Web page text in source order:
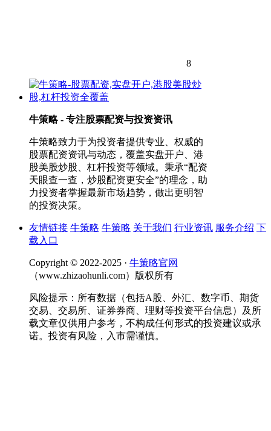
8
牛策略 - 专注股票配资与投资资讯
牛策略致力于为投资者提供专业、权威的
股票配资资讯与动态，覆盖实盘开户、港
股美股炒股、杠杆投资等领域。秉承“配资
天眼查一查，炒股配资更安全”的理念，助
力投资者掌握最新市场趋势，做出更明智
的投资决策。
友情链接 牛策略 牛策略 关于我们 行业资讯 服务介绍 下
载入口
Copyright © 2022-2025 · 牛策略官网
（www.zhizaohunli.com）版权所有
风险提示：所有数据（包括A股、外汇、数字币、期货
交易、交易所、证券券商、理财等投资平台信息）及所
载文章仅供用户参考，不构成任何形式的投资建议或承
诺。投资有风险，入市需谨慎。